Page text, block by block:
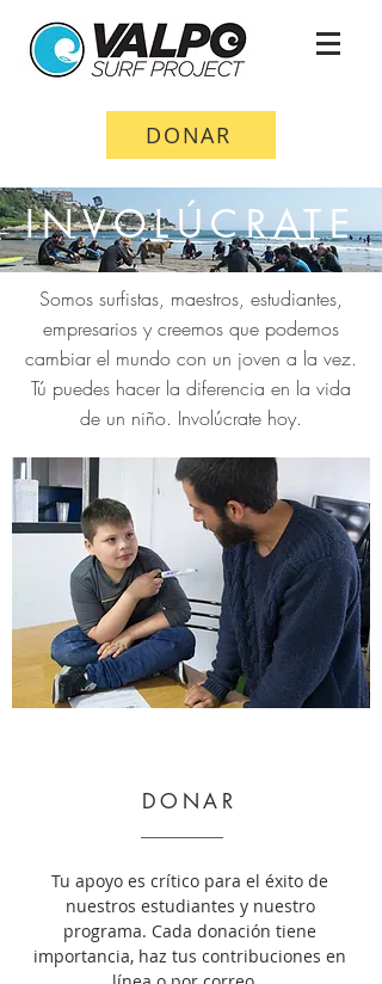
DONAR
INVOLÚCRATE
Somos surfistas, maestros, estudiantes,
empresarios y creemos que podemos
cambiar el mundo con un joven a la vez.
Tú puedes hacer la diferencia en la vida
de un niño. Involúcrate hoy.
DONAR
Tu apoyo es crítico para el éxito de
nuestros estudiantes y nuestro
programa. Cada donación tiene
importancia, haz tus contribuciones en